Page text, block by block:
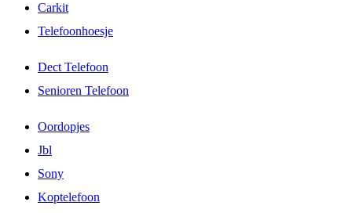
Carkit
Telefoonhoesje
Dect Telefoon
Senioren Telefoon
Oordopjes
Jbl
Sony
Koptelefoon